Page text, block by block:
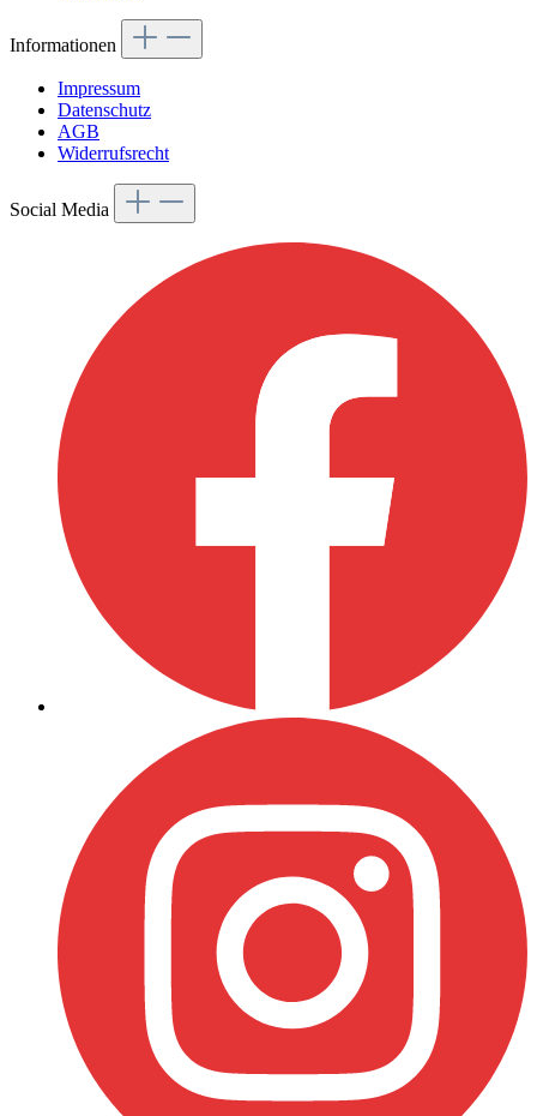
Informationen
Impressum
Datenschutz
AGB
Widerrufsrecht
Social Media